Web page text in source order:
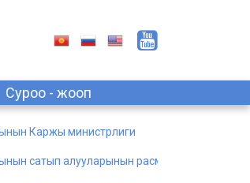
Суроо - жооп
Каржы министрлиги
сатып алууларынын расмий порталы